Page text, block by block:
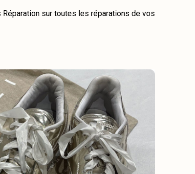
sur toutes les réparations de vos